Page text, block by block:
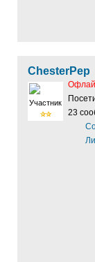
ChesterPep
Участник
23